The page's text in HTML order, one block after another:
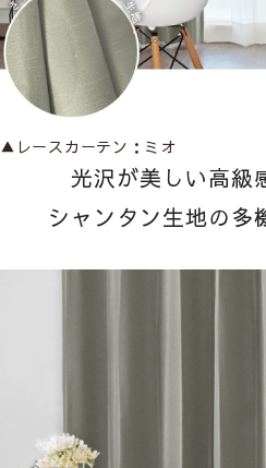
▲レースカーテン： ミオ
光沢が美しい高級
シャンタン生地の多